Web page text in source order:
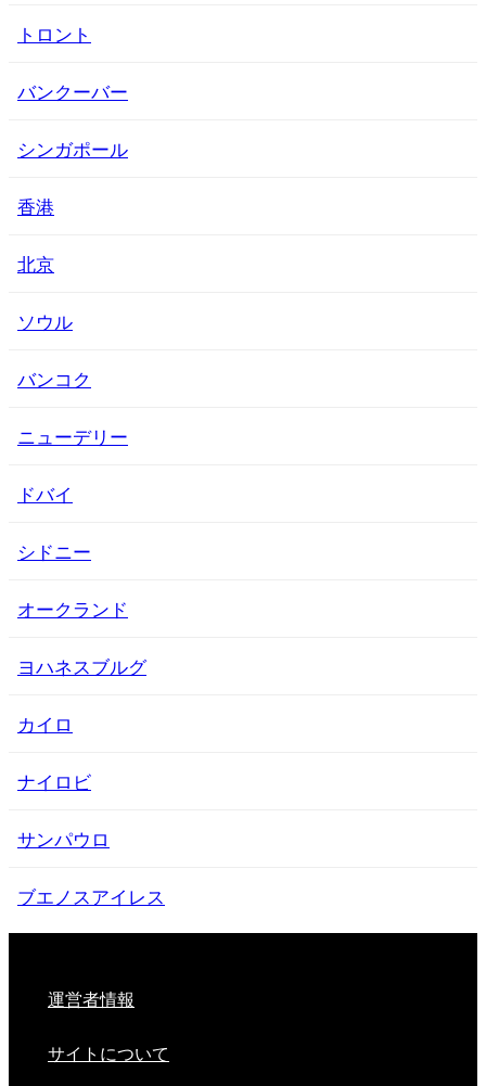
トロント
バンクーバー
シンガポール
香港
北京
ソウル
バンコク
ニューデリー
ドバイ
シドニー
オークランド
ヨハネスブルグ
カイロ
ナイロビ
サンパウロ
ブエノスアイレス
運営者情報
サイトについて